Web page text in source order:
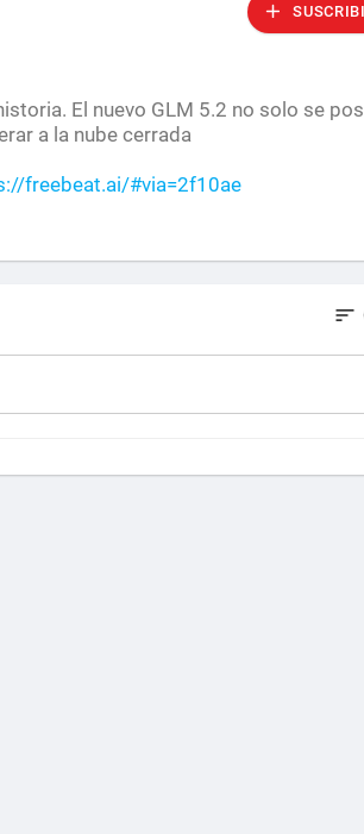
El nuevo GLM 5.2 no solo se
a la nube cerrada
freebeat.ai/#via=2f10ae
curso-ia/
sort